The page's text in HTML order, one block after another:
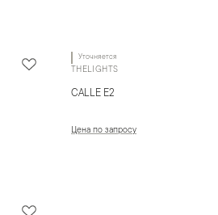
Уточняется
THELIGHTS
CALLE E2
Цена по запросу